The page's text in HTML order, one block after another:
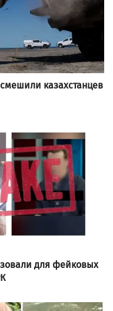
казахстанцев
для фейковых